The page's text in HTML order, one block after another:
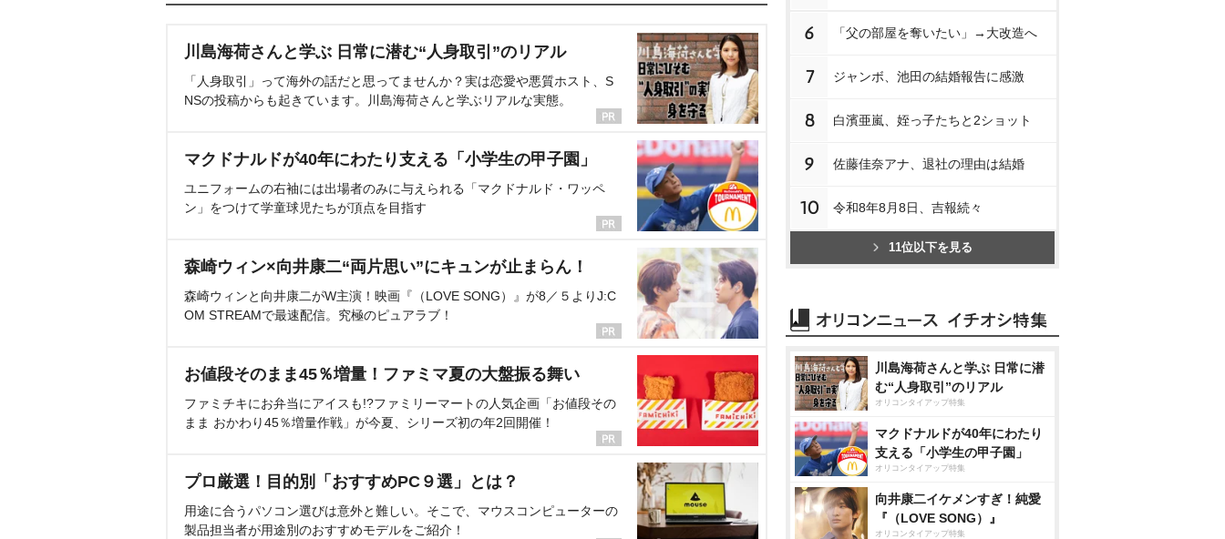
川島海荷さんと学ぶ 日常に潜む“人身取引”のリアル
「人身取引」って海外の話だと思ってませんか？実は恋愛や悪質ホスト、S
NSの投稿からも起きています。川島海荷さんと学ぶリアルな実態。
マクドナルドが40年にわたり支える「小学生の甲子園」
ユニフォームの右袖には出場者のみに与えられる「マクドナルド・ワッペ
ン」をつけて学童球児たちが頂点を目指す
森崎ウィン×向井康二“両片思い”にキュンが止まらん！
森崎ウィンと向井康二がW主演！映画『（LOVE SONG）』が8／５よりJ:C
OM STREAMで最速配信。究極のピュアラブ！
お値段そのまま45％増量！ファミマ夏の大盤振る舞い
ファミチキにお弁当にアイスも!?ファミリーマートの人気企画「お値段その
まま おかわり45％増量作戦」が今夏、シリーズ初の年2回開催！
プロ厳選！目的別「おすすめPC９選」とは？
用途に合うパソコン選びは意外と難しい。そこで、マウスコンピューターの
製品担当者が用途別のおすすめモデルをご紹介！
6 「父の部屋を奪いたい」→大改造へ
7 ジャンボ、池田の結婚報告に感激
8 白濱亜嵐、姪っ子たちと2ショット
9 佐藤佳奈アナ、退社の理由は結婚
10 令和8年8月8日、吉報続々
11位以下を見る
川島海荷さんと学ぶ 日常に潜
む“人身取引”のリアル
オリコンタイアップ特集
マクドナルドが40年にわたり
支える「小学生の甲子園」
オリコンタイアップ特集
向井康二イケメンすぎ！純愛
『（LOVE SONG）』
オリコンタイアップ特集